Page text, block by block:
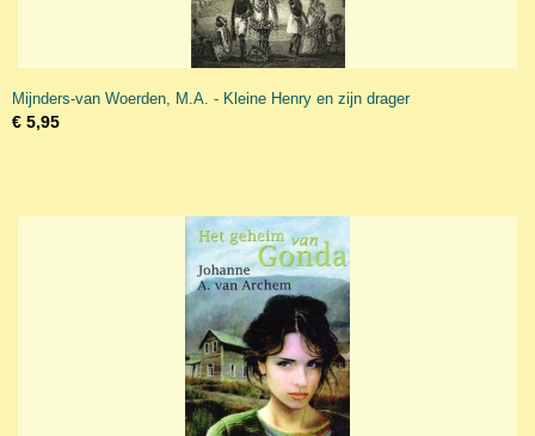
Mijnders-van Woerden, M.A. - Kleine Henry en zijn drager
€ 5,95